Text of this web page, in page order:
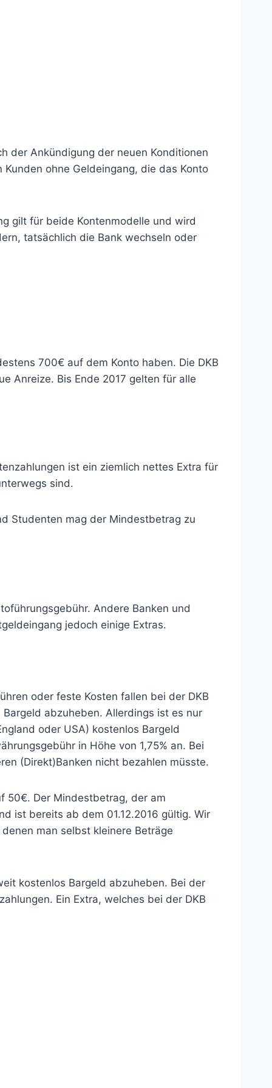
der Ankündigung der neuen Konditionen
ohne Geldeingang, die das Konto
gilt für beide Kontenmodelle und wird
tatsächlich die Bank wechseln oder
700€ auf dem Konto haben. Die DKB
Anreize. Bis Ende 2017 gelten für alle
ist ein ziemlich nettes Extra für
sind.
Studenten mag der Mindestbetrag zu
Andere Banken und
jedoch einige Extras.
oder feste Kosten fallen bei der DKB
abzuheben. Allerdings ist es nur
oder USA) kostenlos Bargeld
in Höhe von 1,75% an. Bei
(Direkt)Banken nicht bezahlen müsste.
50€. Der Mindestbetrag, der am
ist bereits ab dem 01.12.2016 gültig. Wir
man selbst kleinere Beträge
kostenlos Bargeld abzuheben. Bei der
Ein Extra, welches bei der DKB